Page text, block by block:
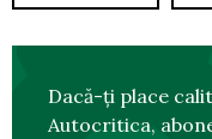
Dacă-ți place
Autocritica,